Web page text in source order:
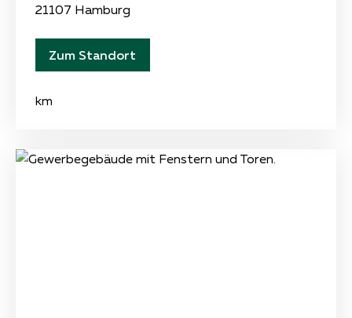
21107 Hamburg
Zum Standort
km